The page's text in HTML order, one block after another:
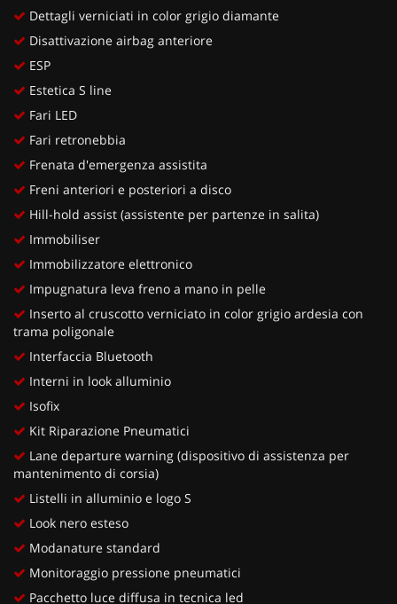
Dettagli verniciati in color grigio diamante
Disattivazione airbag anteriore
ESP
Estetica S line
Fari LED
Fari retronebbia
Frenata d'emergenza assistita
Freni anteriori e posteriori a disco
Hill-hold assist (assistente per partenze in salita)
Immobiliser
Immobilizzatore elettronico
Impugnatura leva freno a mano in pelle
Inserto al cruscotto verniciato in color grigio ardesia con
trama poligonale
Interfaccia Bluetooth
Interni in look alluminio
Isofix
Kit Riparazione Pneumatici
Lane departure warning (dispositivo di assistenza per
mantenimento di corsia)
Listelli in alluminio e logo S
Look nero esteso
Modanature standard
Monitoraggio pressione pneumatici
Pacchetto luce diffusa in tecnica led